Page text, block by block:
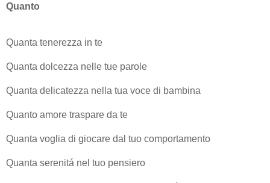
Quanto
Quanta tenerezza in te
Quanta dolcezza nelle tue parole
Quanta delicatezza nella tua voce di bambina
Quanto amore traspare da te
Quanta voglia di giocare dal tuo comportamento
Quanta serenitá nel tuo pensiero